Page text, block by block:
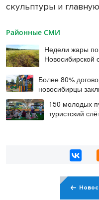
скульптуры и
Районные СМИ
Недели жары
Новосибирской
Более 80%
новосибирцы
цифровой подписи
150 молодых
туристский